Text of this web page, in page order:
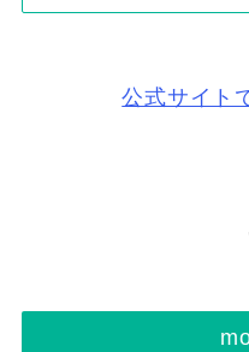
公式サイト